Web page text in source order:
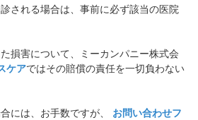
される場合は、事前に必ず該当の医院
損害について、ミーカンパニー株式会
ケアではその賠償の責任を一切負わない
には、お手数ですが、
お問い合わせフ